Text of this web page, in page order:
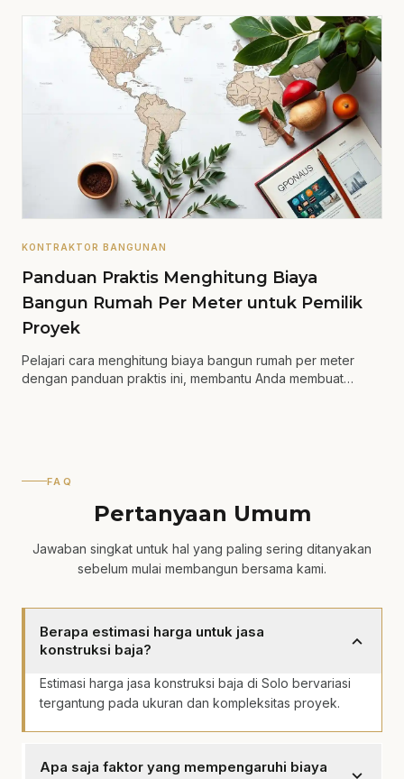
KONTRAKTOR BANGUNAN
Panduan Praktis Menghitung Biaya
Bangun Rumah Per Meter untuk Pemilik
Proyek
Pelajari cara menghitung biaya bangun rumah per meter
dengan panduan praktis ini, membantu Anda membuat
FAQ
Pertanyaan Umum
Jawaban singkat untuk hal yang paling sering ditanyakan
sebelum mulai membangun bersama kami.
Berapa estimasi harga untuk jasa
konstruksi baja?
expand_more
Estimasi harga jasa konstruksi baja di Solo bervariasi
tergantung pada ukuran dan kompleksitas proyek.
Apa saja faktor yang mempengaruhi biaya